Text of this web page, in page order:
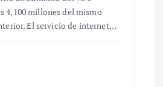
4,100 millones del mismo
El servicio de internet…